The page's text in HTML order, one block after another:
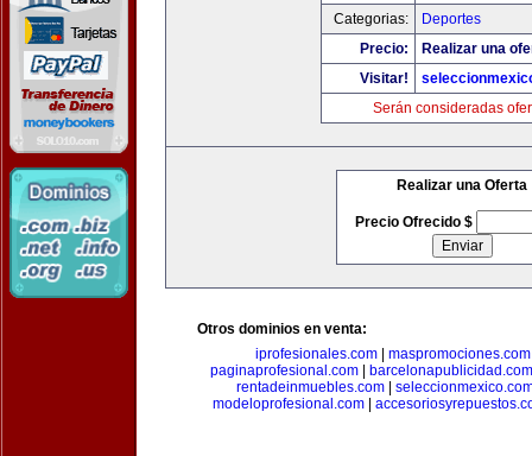
Categorias:
Deportes
Precio:
Realizar una
Visitar!
Serán consideradas
Realizar una Oferta
Precio Ofrecido $
Otros dominios en venta:
iprofesionales.com
maspromociones.com
paginaprofesional.com|
barcelonapublicidad.com
rentadeinmuebles.com
modeloprofesional.com|